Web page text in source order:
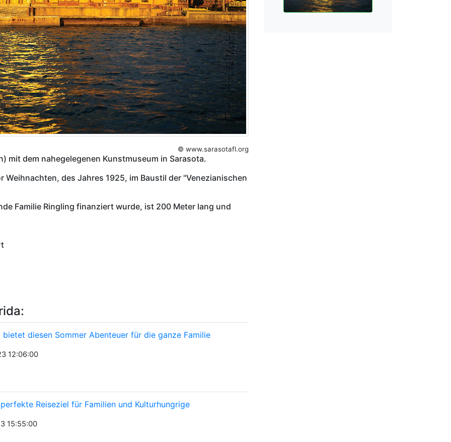
© www.sarasotafl.org
mit dem nahegelegenen Kunstmuseum in Sarasota.
des Jahres 1925, im Baustil der "Venezianischen
Familie Ringling finanziert wurde, ist 200 Meter lang und
diesen Sommer Abenteuer für die ganze Familie
12:06:00
Reiseziel für Familien und Kulturhungrige
15:55:00